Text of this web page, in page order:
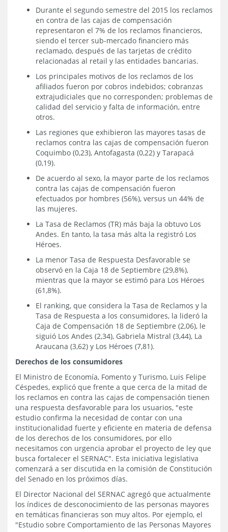
Durante el segundo semestre del 2015 los reclamos
en contra de las cajas de compensación
representaron el 7% de los reclamos financieros,
siendo el tercer sub-mercado financiero más
reclamado, después de las tarjetas de crédito
relacionadas al retail y las entidades bancarias.
Los principales motivos de los reclamos de los
afiliados fueron por cobros indebidos; cobranzas
extrajudiciales que no corresponden; problemas de
calidad del servicio y falta de información, entre
otros.
Las regiones que exhibieron las mayores tasas de
reclamos contra las cajas de compensación fueron
Coquimbo (0,23), Antofagasta (0,22) y Tarapacá
(0,19).
De acuerdo al sexo, la mayor parte de los reclamos
contra las cajas de compensación fueron
efectuados por hombres (56%), versus un 44% de
las mujeres.
La Tasa de Reclamos (TR) más baja la obtuvo Los
Andes. En tanto, la tasa más alta la registró Los
Héroes.
La menor Tasa de Respuesta Desfavorable se
observó en la Caja 18 de Septiembre (29,8%),
mientras que la mayor se estimó para Los Héroes
(61,8%).
El ranking, que considera la Tasa de Reclamos y la
Tasa de Respuesta a los consumidores, la lideró la
Caja de Compensación 18 de Septiembre (2,06), le
siguió Los Andes (2,34), Gabriela Mistral (3,44), La
Araucana (3,62) y Los Héroes (7,81).
Derechos de los consumidores
El Ministro de Economía, Fomento y Turismo, Luis Felipe
Céspedes, explicó que frente a que cerca de la mitad de
los reclamos en contra las cajas de compensación tienen
una respuesta desfavorable para los usuarios, "este
estudio confirma la necesidad de contar con una
institucionalidad fuerte y eficiente en materia de defensa
de los derechos de los consumidores, por ello
necesitamos con urgencia aprobar el proyecto de ley que
busca fortalecer el SERNAC". Esta iniciativa legislativa
comenzará a ser discutida en la comisión de Constitución
del Senado en los próximos días.
El Director Nacional del SERNAC agregó que actualmente
los índices de desconocimiento de las personas mayores
en temáticas financieras son muy altos. Por ejemplo, el
"Estudio sobre Comportamiento de las Personas Mayores